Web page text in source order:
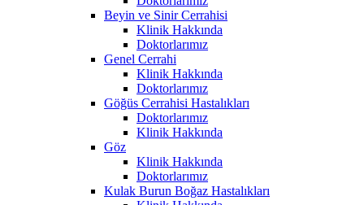
Beyin ve Sinir Cerrahisi
Klinik Hakkında
Doktorlarımız
Genel Cerrahi
Klinik Hakkında
Doktorlarımız
Göğüs Cerrahisi Hastalıkları
Doktorlarımız
Klinik Hakkında
Göz
Klinik Hakkında
Doktorlarımız
Kulak Burun Boğaz Hastalıkları